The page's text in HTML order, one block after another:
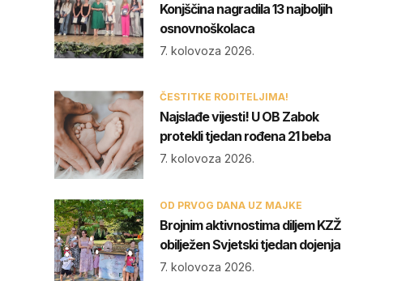
Konjščina nagradila 13 najboljih
osnovnoškolaca
7. kolovoza 2026.
ČESTITKE RODITELJIMA!
Najslađe vijesti! U OB Zabok
protekli tjedan rođena 21 beba
7. kolovoza 2026.
OD PRVOG DANA UZ MAJKE
Brojnim aktivnostima diljem KZŽ
obilježen Svjetski tjedan dojenja
7. kolovoza 2026.